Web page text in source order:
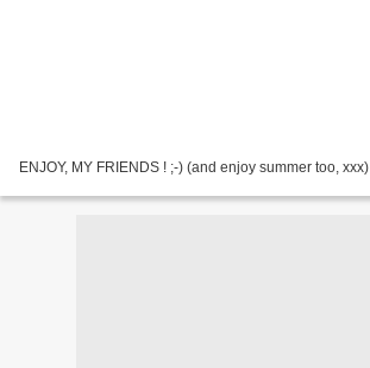
ENJOY, MY FRIENDS ! ;-) (and enjoy summer too, xxx)